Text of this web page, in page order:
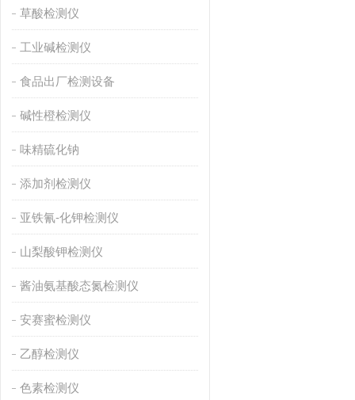
草酸检测仪
工业碱检测仪
食品出厂检测设备
碱性橙检测仪
味精硫化钠
添加剂检测仪
亚铁氰-化钾检测仪
山梨酸钾检测仪
酱油氨基酸态氮检测仪
安赛蜜检测仪
乙醇检测仪
色素检测仪